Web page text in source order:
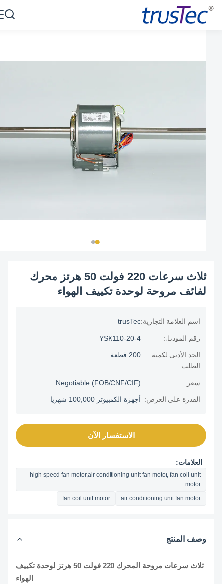
ثلاث سرعات 220 فولت 50 هرتز محرك
لفائف مروحة لوحدة تكييف الهواء
اسم العلامة التجارية:trusTec
رقم الموديل: YSK110-20-4
الحد الأدنى لكمية
الطلب:
200 قطعة
Negotiable (FOB/CNF/CIF)
القدرة على العرض: أجهزة الكمبيوتر 100,000 شهريا
الاستفسار الآن
العلامات:
high speed fan motor,air conditioning unit fan motor, fan coil unit
air conditioning unit fan motor
fan coil unit motor
وصف المنتج
ثلاث سرعات مروحة المحرك 220 فولت 50 هرتز لوحدة تكييف